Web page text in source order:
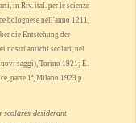
in Riv. ital. per le scienze
nell'anno 1211,
die Entstehung der
nostri antichi scolari, nel
saggi), Torino 1921; E.
parte 1ª, Milano 1923 p.
desiderant